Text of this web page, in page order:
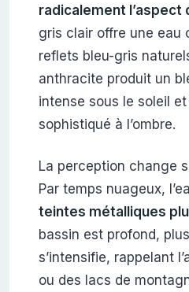
radicalement l’aspect
gris clair offre une eau
reflets bleu-gris
anthracite produit un
intense sous le soleil
sophistiqué à l’ombre.
La perception change
Par temps nuageux,
teintes métalliques
bassin est profond,
s’intensifie, rappelant
ou des lacs de